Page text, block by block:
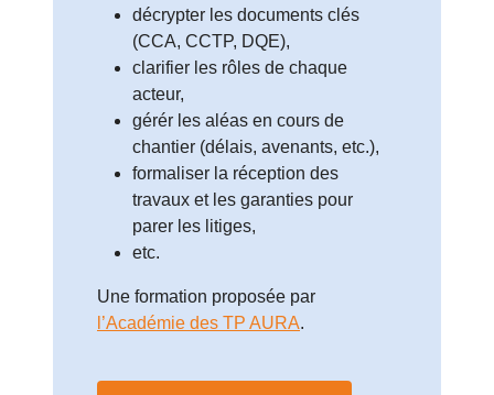
décrypter les documents clés
(CCA, CCTP, DQE),
clarifier les rôles de chaque
acteur,
gérér les aléas en cours de
chantier (délais, avenants, etc.),
formaliser la réception des
travaux et les garanties pour
parer les litiges,
etc.
Une formation proposée par
l’Académie des TP AURA.